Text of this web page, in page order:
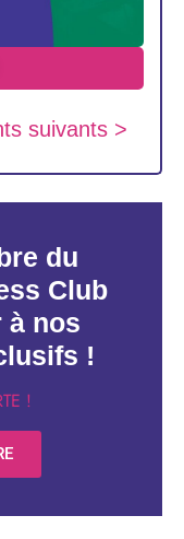
suivants >
du
Club
à nos
!
!